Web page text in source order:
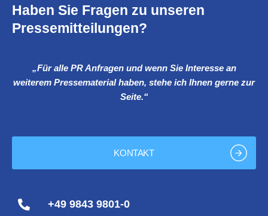
Haben Sie Fragen zu unseren
Pressemitteilungen?
„Für alle PR Anfragen und wenn Sie Interesse an
weiterem Pressematerial haben, stehe ich Ihnen gerne zur
Seite.“
KONTAKT
+49 9843 9801-0